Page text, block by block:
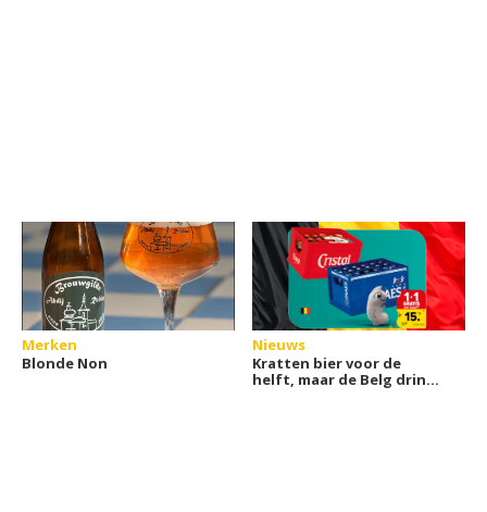
Merken
Blonde Non
Nieuws
Kratten bier voor de
helft, maar de Belg drinkt